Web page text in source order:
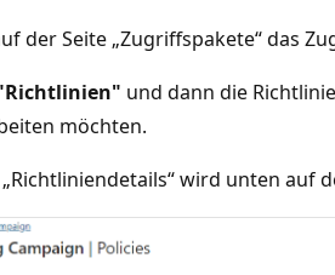
der Seite „Zugriffspakete“ das
und dann die
möchten.
wird unten auf